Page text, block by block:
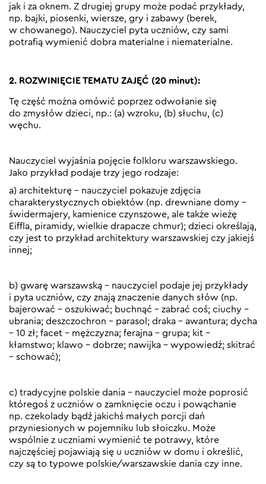
jak i za oknem. Z drugiej grupy może podać przykłady,
np. bajki, piosenki, wiersze, gry i zabawy (berek,
w chowanego). Nauczyciel pyta uczniów, czy sami
potrafią wymienić dobra materialne i niematerialne.
2. ROZWINIĘCIE TEMATU ZAJĘĆ (20 minut):
Tę część można omówić poprzez odwołanie się
do zmysłów dzieci, np.: (a) wzroku, (b) słuchu, (c)
węchu.
Nauczyciel wyjaśnia pojęcie folkloru warszawskiego.
Jako przykład podaje trzy jego rodzaje:
a) architekturę – nauczyciel pokazuje zdjęcia
charakterystycznych obiektów (np. drewniane domy –
świdermajery, kamienice czynszowe, ale także wieżę
Eiffla, piramidy, wielkie drapacze chmur); dzieci określają,
czy jest to przykład architektury warszawskiej czy jakiejś
innej;
b) gwarę warszawską – nauczyciel podaje jej przykłady
i pyta uczniów, czy znają znaczenie danych słów (np.
bajerować – oszukiwać; buchnąć – zabrać coś; ciuchy –
ubrania; deszczochron – parasol; draka – awantura; dycha
– 10 zł; facet – mężczyzna; ferajna – grupa; kit –
kłamstwo; klawo – dobrze; nawijka – wypowiedź; skitrać
– schować);
c) tradycyjne polskie dania – nauczyciel może poprosić
któregoś z uczniów o zamknięcie oczu i powąchanie
np. czekolady bądź jakichś małych porcji dań
przyniesionych w pojemniku lub słoiczku. Może
wspólnie z uczniami wymienić te potrawy, które
najczęściej pojawiają się u uczniów w domu i określić,
czy są to typowe polskie/warszawskie dania czy inne.